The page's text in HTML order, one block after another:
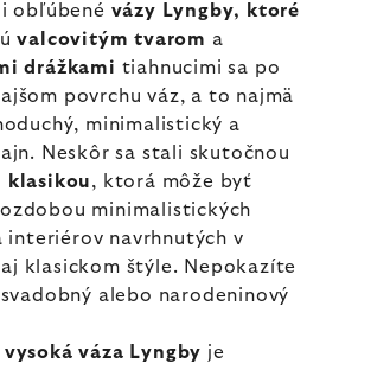
obľúbené vázy Lyngby, ktoré
valcovitým tvarom a
drážkami tiahnucimi sa po
povrchu váz, a to najmä
minimalistický a
Neskôr sa stali skutočnou
klasikou, ktorá môže byť
minimalistických
interiérov navrhnutých v
klasickom štýle. Nepokazíte
alebo narodeninový
vysoká váza Lyngby je